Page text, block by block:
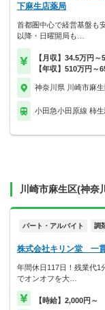
下麻生店薬局
首都圏中心で経営基盤も
以降・日曜開局も…
【月収】34.5万円～
【年収】510万円～
神奈川県 川崎市麻生
小田急小田原線 柿生
川崎市麻生区(神奈
パート・アルバイト 調
株式会社キリン堂 一
年間休日117日！残業代1
でオンオフを大…
【時給】2,000円～